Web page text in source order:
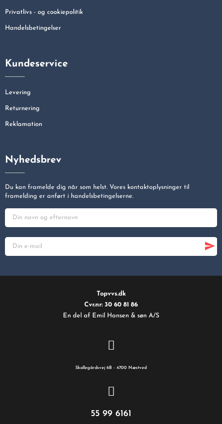
Privatlivs - og cookiepolitik
Handelsbetingelser
Kundeservice
Levering
Returnering
Reklamation
Nyhedsbrev
Du kan framelde dig når som helst. Vores kontaktoplysninger til
framelding er anført i handelsbetingelserne.
Topvvs.dk
Cvr.nr: 30 60 81 86
En del af Emil Hansen & søn A/S
Skallegårdsvej 6B - 4700 Næstved
55 99 6161